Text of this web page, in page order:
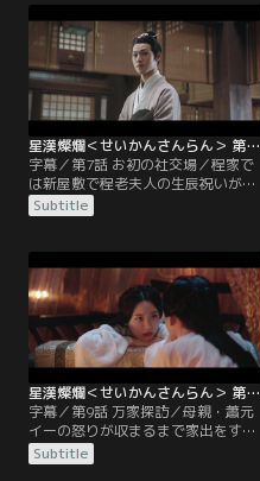
する。三男の程止を溺愛する老夫人
は大喜びし、少商も初めて兄たちと
顔合わせをする。一方、兵器を買い
手の行方を追う凌不疑も父親の城陽
侯の屋敷で団らんするよう皇帝に命
じられていた。
星漢燦爛＜せいかんさんらん＞ 第07話／字幕
字幕／第7話 お初の社交場／程家で
は新屋敷で程老夫人の生辰祝いが行
われていた。都の名門世家も集う
中、楼家の楼リーや王家の王リンと
で注目を集めたのが膠東袁氏の才
子・袁慎だった。袁家と程家に付き
合いはなかったが、袁慎はわざわざ
少商を捜し出し三叔母上への謎の伝
言を託す。
Subtitle
星漢燦爛＜せいかんさんらん＞ 第09話／字幕
字幕／第9話 万家探訪／母親・蕭元
イーの怒りが収まるまで家出をする
ことに決めた程少商は、程家と一家
で付き合いのある万家にしばらく滞
Subtitle